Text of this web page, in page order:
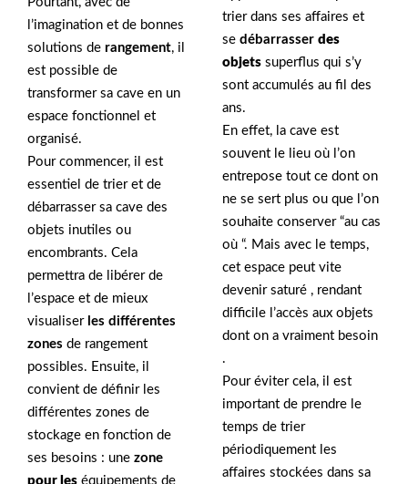
l’imagination et de bonnes
solutions de rangement, il
est possible de
transformer sa cave en un
espace fonctionnel et
organisé.
Pour commencer, il est
essentiel de trier et de
débarrasser sa cave des
objets inutiles ou
encombrants. Cela
permettra de libérer de
l’espace et de mieux
visualiser les différentes
zones de rangement
possibles. Ensuite, il
convient de définir les
différentes zones de
stockage en fonction de
ses besoins : une zone
pour les équipements de
trier dans ses affaires et
se débarrasser des
objets superflus qui s’y
sont accumulés au fil des
ans.
En effet, la cave est
souvent le lieu où l’on
entrepose tout ce dont on
ne se sert plus ou que l’on
souhaite conserver “au cas
où “. Mais avec le temps,
cet espace peut vite
devenir saturé , rendant
difficile l’accès aux objets
dont on a vraiment besoin
.
Pour éviter cela, il est
important de prendre le
temps de trier
périodiquement les
affaires stockées dans sa